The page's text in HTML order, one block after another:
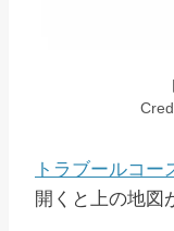
トラブールコー
開くと上の地図